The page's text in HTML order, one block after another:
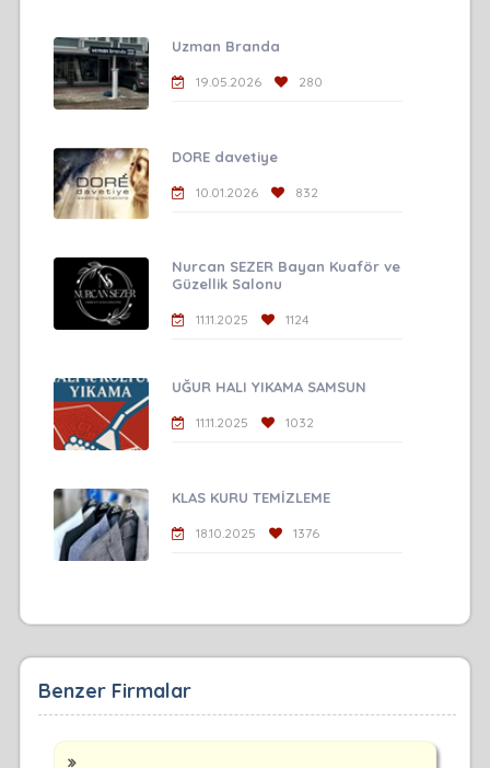
Uzman Branda
19.05.2026 280
DORE davetiye
10.01.2026 832
Nurcan SEZER Bayan Kuaför ve
Güzellik Salonu
11.11.2025 1124
UĞUR HALI YIKAMA SAMSUN
11.11.2025 1032
KLAS KURU TEMİZLEME
18.10.2025 1376
Benzer Firmalar